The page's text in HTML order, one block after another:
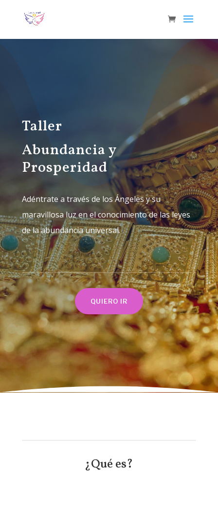
Taller
Abundancia y
Prosperidad
Adéntrate a través de los Ángeles y su
maravillosa luz en el conocimiento de las leyes
de la abundancia universal.
QUIERO IR
¿Qué es?